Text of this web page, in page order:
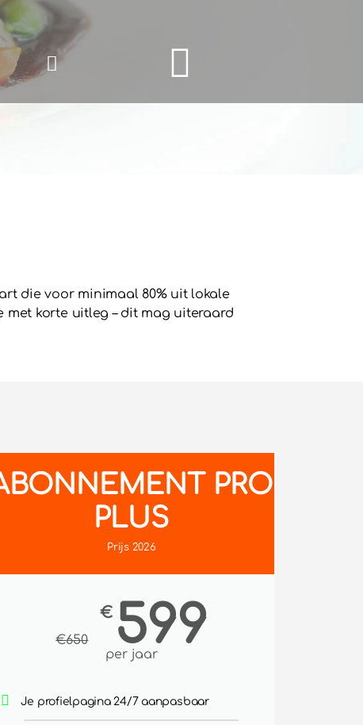
die voor minimaal 80% uit lokale
met korte uitleg – dit mag uiteraard
PRO
PLUS
Prijs 2026
€650
€ 599
per jaar
Je profielpagina 24/7 aanpasbaar